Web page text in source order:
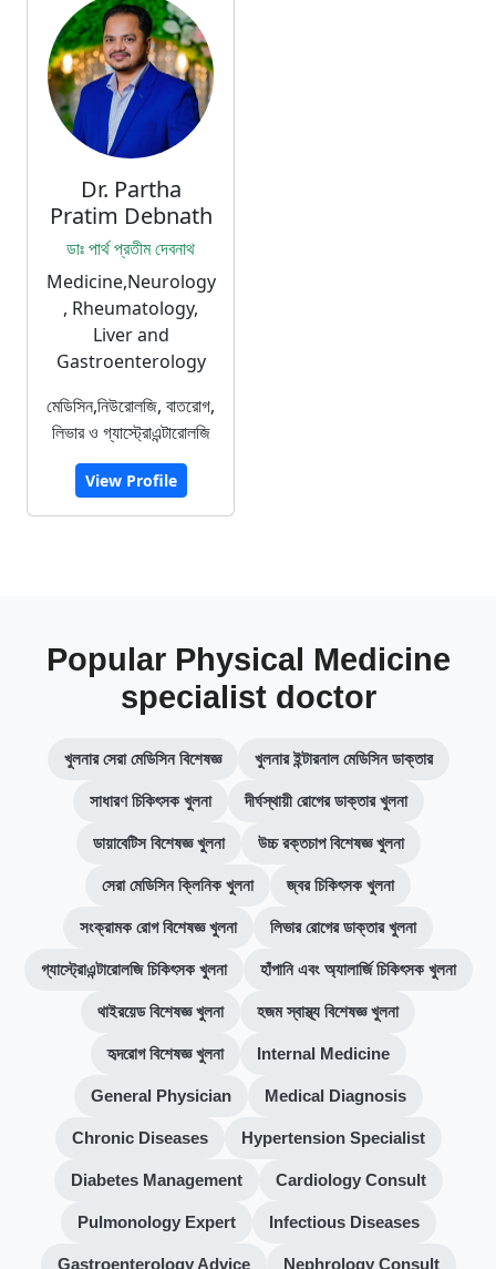
Dr. Partha
Pratim Debnath
ডাঃ পার্থ প্রতীম দেবনাথ
Medicine,Neurology
, Rheumatology,
Liver and
Gastroenterology
মেডিসিন,নিউরোলজি, বাতরোগ,
লিভার ও গ্যাস্ট্রোএন্টারোলজি
View Profile
Popular Physical Medicine
specialist doctor
খুলনার সেরা মেডিসিন বিশেষজ্ঞ খুলনার ইন্টারনাল মেডিসিন ডাক্তার
সাধারণ চিকিৎসক খুলনা দীর্ঘস্থায়ী রোগের ডাক্তার খুলনা
ডায়াবেটিস বিশেষজ্ঞ খুলনা উচ্চ রক্তচাপ বিশেষজ্ঞ খুলনা
সেরা মেডিসিন ক্লিনিক খুলনা জ্বর চিকিৎসক খুলনা
সংক্রামক রোগ বিশেষজ্ঞ খুলনা লিভার রোগের ডাক্তার খুলনা
গ্যাস্ট্রোএন্টারোলজি চিকিৎসক খুলনা হাঁপানি এবং অ্যালার্জি চিকিৎসক খুলনা
থাইরয়েড বিশেষজ্ঞ খুলনা হজম স্বাস্থ্য বিশেষজ্ঞ খুলনা
হৃদরোগ বিশেষজ্ঞ খুলনা Internal Medicine
General Physician Medical Diagnosis
Chronic Diseases Hypertension Specialist
Diabetes Management Cardiology Consult
Pulmonology Expert Infectious Diseases
Gastroenterology Advice Nephrology Consult